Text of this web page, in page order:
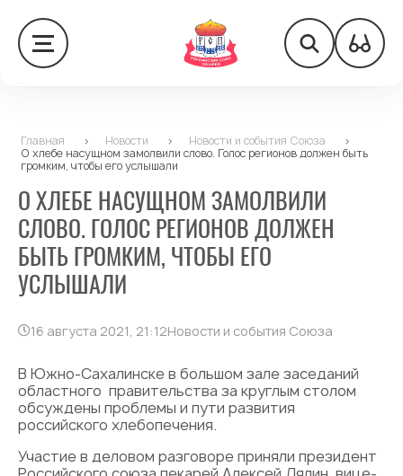
Главная > Новости > Новости и события Союза
>
О хлебе насущном замолвили слово. Голос регионов должен быть
громким, чтобы его услышали
О ХЛЕБЕ НАСУЩНОМ ЗАМОЛВИЛИ
СЛОВО. ГОЛОС РЕГИОНОВ ДОЛЖЕН
БЫТЬ ГРОМКИМ, ЧТОБЫ ЕГО
УСЛЫШАЛИ
16 августа 2021, 21:12Новости и события Союза
В Южно-Сахалинске в большом зале заседаний
областного правительства за круглым столом
обсуждены проблемы и пути развития
российского хлебопечения.
Участие в деловом разговоре приняли президент